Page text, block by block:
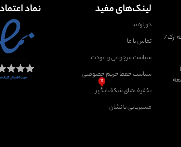
ارک/
جمعه
لینک‌های مفید
درباره ما
تماس با ما
سیاست مرجوعی و عودت
سیاست حفظ حریم خصوصی
تخفیف‌های شکفتانگیز
٪
مسیریابی با نشان
نماد اعتماد